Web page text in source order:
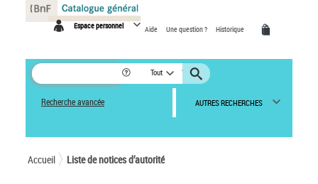
Espace personnel Aide Une question ? Historique
Tout
Recherche avancée AUTRES RECHERCHES
Accueil Liste de notices d’autorité
Panneau de gestion des cookies